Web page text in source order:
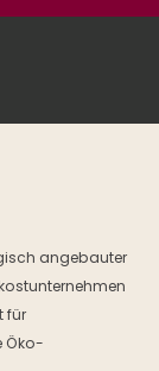
angebauter
für
Öko-